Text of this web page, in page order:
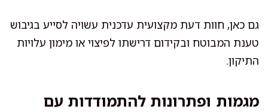
גם כאן, חוות דעת מקצועית עדכנית עשויה לסייע בגיבוש
טענת המבוטח ובקידום דרישתו לפיצוי או מימון עלויות
התיקון.
מגמות ופתרונות להתמודדות עם